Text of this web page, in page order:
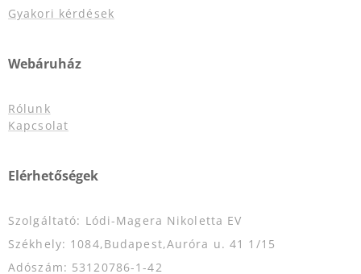
Gyakori kérdések
Webáruház
Rólunk
Kapcsolat
Elérhetőségek
Szolgáltató: Lódi-Magera Nikoletta EV
Székhely: 1084,Budapest,Auróra u. 41 1/15
Adószám: 53120786-1-42